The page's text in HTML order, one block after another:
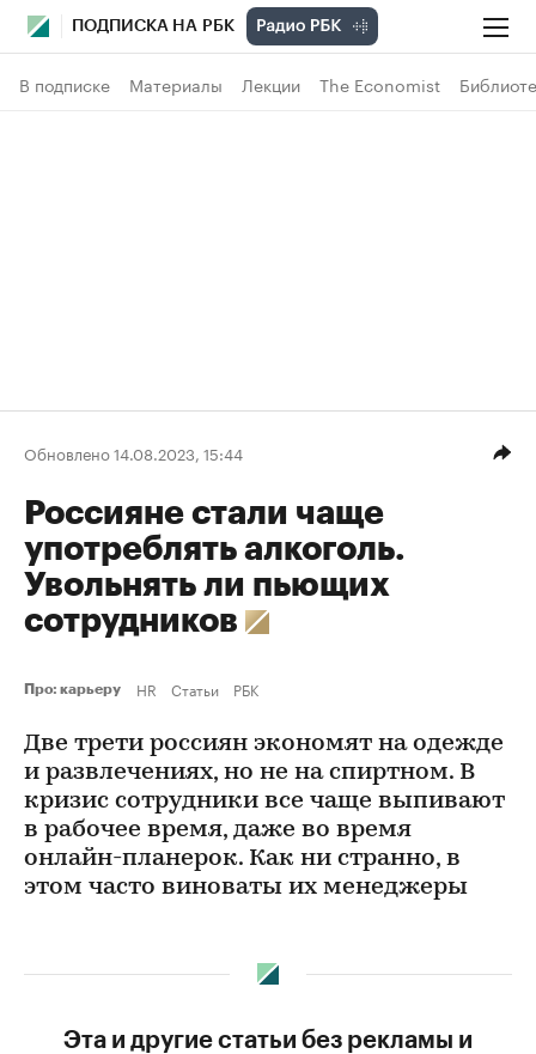
ПОДПИСКА НА РБК
В подписке Материалы Лекции The Economist
Обновлено 14.08.2023, 15:44
Россияне стали чаще
употреблять алкоголь.
Увольнять ли пьющих
сотрудников
Про: карьеру HR Статьи РБК
Две трети россиян экономят на одежде
и развлечениях, но не на спиртном. В
кризис сотрудники все чаще выпивают
в рабочее время, даже во время
онлайн-планерок. Как ни странно, в
этом часто виноваты их менеджеры
Эта и другие статьи без рекламы и